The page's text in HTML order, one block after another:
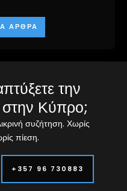
ΆΡΘΡΑ
την
στην Κύπρο;
συζήτηση. Χωρίς
πίεση.
+357 96 730883